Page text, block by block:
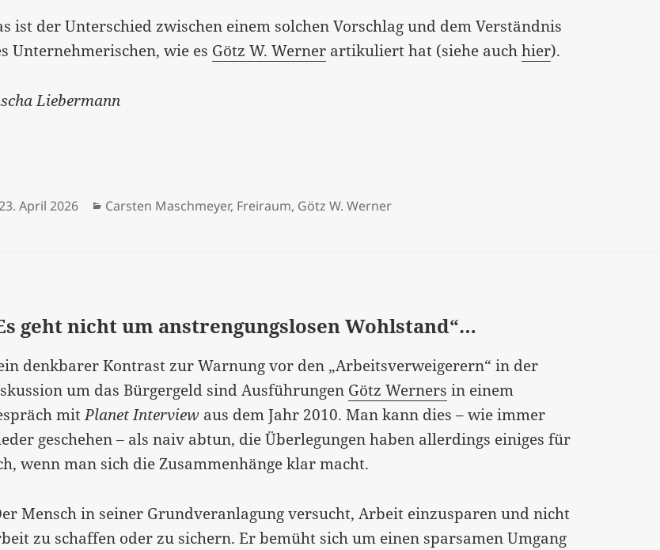
ist der Unterschied zwischen einem solchen Vorschlag und dem Verständnis
Unternehmerischen, wie es Götz W. Werner artikuliert hat (siehe auchhier).
Liebermann
Veröffentlicht
April 2026 Kategorien
Carsten Maschmeyer, Freiraum, Götz W. Werner
geht nicht um anstrengungslosen Wohlstand“…
denkbarer Kontrast zur Warnung vor den „Arbeitsverweigerern“ in der
um das Bürgergeld sind Ausführungen Götz Werners in einem
mitPlanet Interview aus dem Jahr 2010. Man kann dies – wie immer
geschehen – als naiv abtun, die Überlegungen haben allerdings einiges für
wenn man sich die Zusammenhänge klar macht.
Mensch in seiner Grundveranlagung versucht, Arbeit einzusparen und nicht
zu schaffen oder zu sichern. Er bemüht sich um einen sparsamen Umgang